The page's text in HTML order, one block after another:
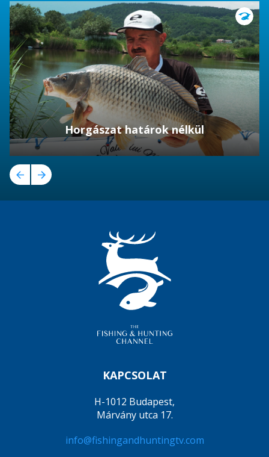
Horgászat határok nélkül
KAPCSOLAT
H-1012 Budapest,
Márvány utca 17.
info@fishingandhuntingtv.com